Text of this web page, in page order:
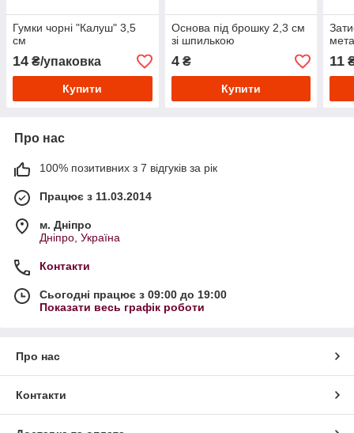
Гумки чорні "Калуш" 3,5
см
14 ₴/упаковка
Купити
Основа під брошку 2,3 см
зі шпилькою
4₴
Купити
11
Про нас
100% позитивних з 7 відгуків за рік
Працює з 11.03.2014
м. Дніпро
Дніпро, Україна
Контакти
Сьогодні працює з 09:00 до 19:00
Показати весь графік роботи
Про нас
Контакти